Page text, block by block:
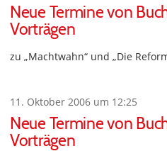
Neue Termine von
Vorträgen
zu „Machtwahn“ und „Die
11. Oktober 2006 um 12:25
Neue Termine von
Vorträgen